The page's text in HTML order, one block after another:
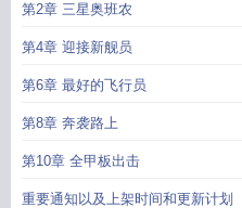
第2章 三星奥班农
第4章 迎接新舰员
第6章 最好的飞行员
第8章 奔袭路上
第10章 全甲板出击
重要通知以及上架时间和更新计划